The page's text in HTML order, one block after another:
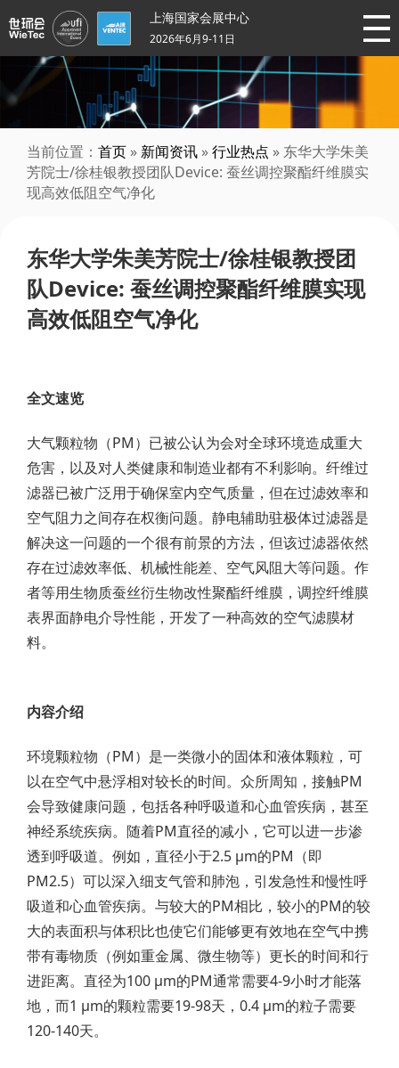
上海国家会展中心
2026年6月9-11日
当前位置： 首页 » 新闻资讯 »行业热点 » 东华大学朱美
芳院士/徐桂银教授团队Device: 蚕丝调控聚酯纤维膜实
现高效低阻空气净化
东华大学朱美芳院士/徐桂银教授团
队Device: 蚕丝调控聚酯纤维膜实现
高效低阻空气净化
全文速览
大气颗粒物（PM）已被公认为会对全球环境造成重大
危害，以及对人类健康和制造业都有不利影响。纤维过
滤器已被广泛用于确保室内空气质量，但在过滤效率和
空气阻力之间存在权衡问题。静电辅助驻极体过滤器是
解决这一问题的一个很有前景的方法，但该过滤器依然
存在过滤效率低、机械性能差、空气风阻大等问题。作
者等用生物质蚕丝衍生物改性聚酯纤维膜，调控纤维膜
表界面静电介导性能，开发了一种高效的空气滤膜材
料。
内容介绍
环境颗粒物（PM）是一类微小的固体和液体颗粒，可
以在空气中悬浮相对较长的时间。众所周知，接触PM
会导致健康问题，包括各种呼吸道和心血管疾病，甚至
神经系统疾病。随着PM直径的减小，它可以进一步渗
透到呼吸道。例如，直径小于2.5 µm的PM（即
PM2.5）可以深入细支气管和肺泡，引发急性和慢性呼
吸道和心血管疾病。与较大的PM相比，较小的PM的较
大的表面积与体积比也使它们能够更有效地在空气中携
带有毒物质（例如重金属、微生物等）更长的时间和行
进距离。直径为100 µm的PM通常需要4-9小时才能落
地，而1 µm的颗粒需要19-98天，0.4 µm的粒子需要
120-140天。